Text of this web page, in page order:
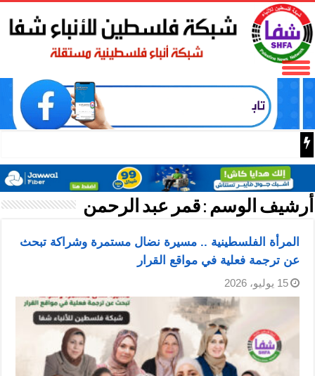
أرشيف الوسم :قمر عبد الرحمن
المرأة الفلسطينية .. مسيرة نضال مستمرة وشراكة تبحث
عن ترجمة فعلية في مواقع القرار
15 يوليو، 2026